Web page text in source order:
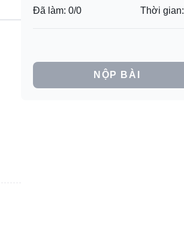
Đã làm:0/0 Thời gian:
NỘP BÀI